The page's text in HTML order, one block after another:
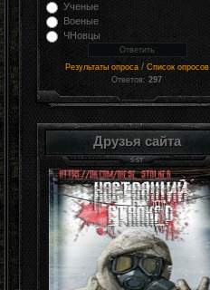
Ученые
Военые
ЧНовцы
Результаты опроса / Список опросов
Ответов:297
Друзья сайта